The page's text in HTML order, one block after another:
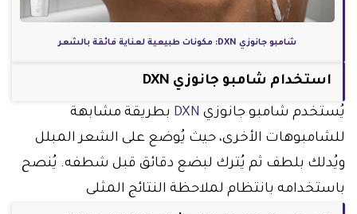
شامبو جانوزي DXN: مكونات طبيعية لعناية فائقة بالشعر
استخدام شامبو جانوزي DXN
يُستخدم شامبو جانوزي DXN بطريقة مشابهة
للشامبوهات الأخرى، حيث يُوضع على الشعر المبلل
ويُدلك بلطف ثم يُترك لبضع دقائق قبل شطفه. يُنصح
باستخدامه بانتظام لملاحظة النتائج المثلى